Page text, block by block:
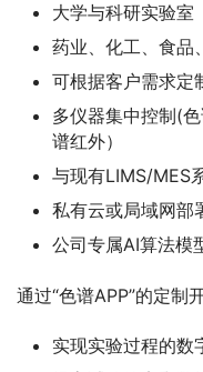
大学与科研实验室
药业、化工、食品
可根据客户需求定
多仪器集中控制(
谱红外）
与现有LIMS/MES
私有云或局域网部
公司专属AI算法模
通过“色谱APP”的定制
实现实验过程的数